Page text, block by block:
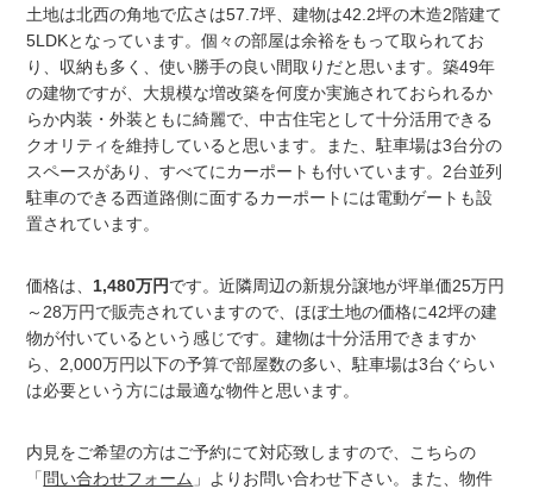
土地は北西の角地で広さは57.7坪、建物は42.2坪の木造2階建て
5LDKとなっています。個々の部屋は余裕をもって取られてお
り、収納も多く、使い勝手の良い間取りだと思います。築49年
の建物ですが、大規模な増改築を何度か実施されておられるか
らか内装・外装ともに綺麗で、中古住宅として十分活用できる
クオリティを維持していると思います。また、駐車場は3台分の
スペースがあり、すべてにカーポートも付いています。2台並列
駐車のできる西道路側に面するカーポートには電動ゲートも設
置されています。
価格は、1,480万円 です。近隣周辺の新規分譲地が坪単価25万円
～28万円で販売されていますので、ほぼ土地の価格に42坪の建
物が付いているという感じです。建物は十分活用できますか
ら、2,000万円以下の予算で部屋数の多い、駐車場は3台ぐらい
は必要という方には最適な物件と思います。
内見をご希望の方はご予約にて対応致しますので、こちらの
「 問い合わせフォーム 」よりお問い合わせ下さい。また、物件